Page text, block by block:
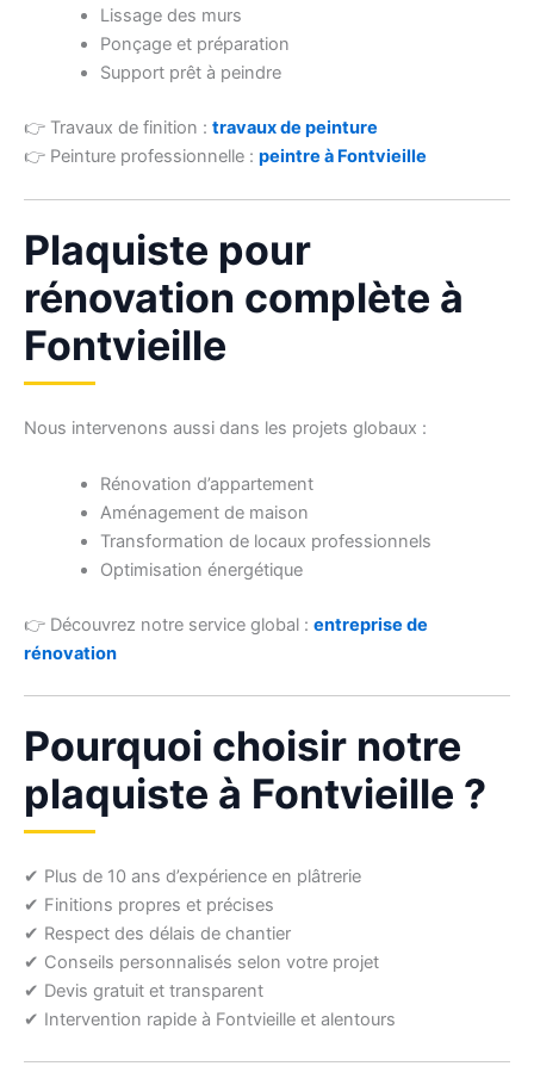
Lissage des murs
Ponçage et préparation
Support prêt à peindre
👉 Travaux de finition : travaux de peinture
👉 Peinture professionnelle : peintre à Fontvieille
Plaquiste pour
rénovation complète à
Fontvieille
Nous intervenons aussi dans les projets globaux :
Rénovation d’appartement
Aménagement de maison
Transformation de locaux professionnels
Optimisation énergétique
👉 Découvrez notre service global : entreprise de
rénovation
Pourquoi choisir notre
plaquiste à Fontvieille ?
✔ Plus de 10 ans d’expérience en plâtrerie
✔ Finitions propres et précises
✔ Respect des délais de chantier
✔ Conseils personnalisés selon votre projet
✔ Devis gratuit et transparent
✔ Intervention rapide à Fontvieille et alentours